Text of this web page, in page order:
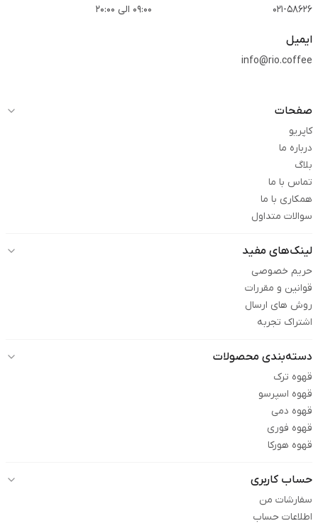
021-58626 09:00 الی 20:00
ایمیل
info@rio.coffee
صفحات
کاپریو
درباره ما
بلاگ
تماس با ما
همکاری با ما
سوالات متداول
لینک‌های مفید
حریم خصوصی
قوانین و مقررات
روش های ارسال
اشتراک تجربه
دسته‌بندی محصولات
قهوه ترک
قهوه اسپرسو
قهوه دمی
قهوه فوری
قهوه هورکا
حساب کاربری
سفارشات من
اطلاعات حساب